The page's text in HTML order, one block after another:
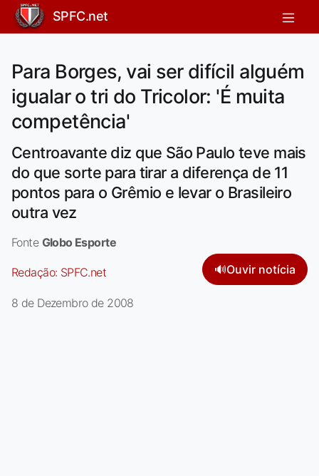
SPFC.net
Para Borges, vai ser difícil alguém
igualar o tri do Tricolor: 'É muita
competência'
Centroavante diz que São Paulo teve mais
do que sorte para tirar a diferença de 11
pontos para o Grêmio e levar o Brasileiro
outra vez
Fonte Globo Esporte
Redação: SPFC.net 🔊Ouvir notícia
8 de Dezembro de 2008